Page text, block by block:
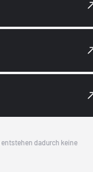
dadurch keine